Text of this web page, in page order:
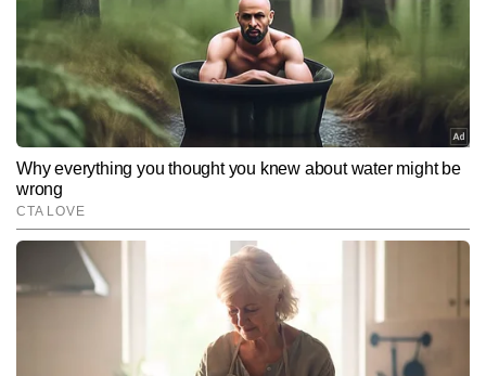
खास रुचि है। अब तक उन्होंने 2,500 से अधिक आर्टिकल्स लिखे हैं, जिनमें ब्रेकिंग
न्यूज़, एक्सक्लूसिव अपडेट्स और एंटरटेनमेंट फीचर्स शामिल हैं।
Subscribe to our daily Newsletter!
SUBMIT